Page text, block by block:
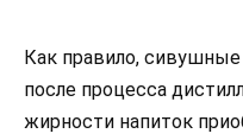
Как правило,
после процесса
жирности напиток